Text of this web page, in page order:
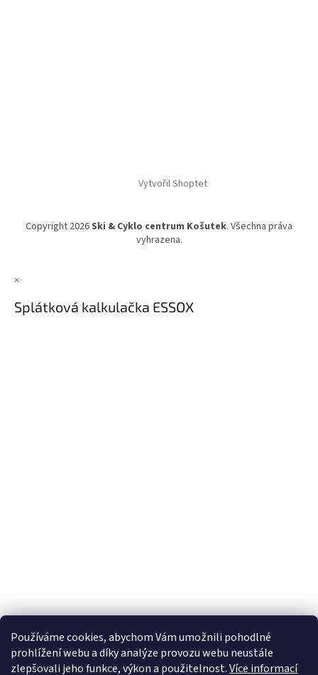
Používáme cookies, abychom Vám umožnili pohodlné
prohlížení webu a díky analýze provozu webu neustále
zlepšovali jeho funkce, výkon a použitelnost.Více informací
Vytvořil Shoptet
Copyright 2026Ski & Cyklo centrum Košutek. Všechna práva
vyhrazena.
×
Splátková kalkulačka ESSOX